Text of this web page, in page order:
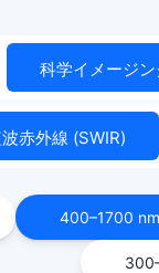
科学イメージ
赤外線 (SWIR)
400–1700